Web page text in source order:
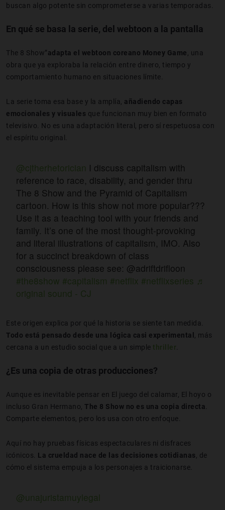
buscan algo potente sin comprometerse a varias temporadas.
En qué se basa la serie, del webtoon a la pantalla
The 8 Show”adapta el webtoon coreano Money Game, una
obra que ya exploraba la relación entre dinero, tiempo y
comportamiento humano en situaciones límite.
La serie toma esa base y la amplía, añadiendo capas
emocionales y visuales que funcionan muy bien en formato
televisivo. No es una adaptación literal, pero sí respetuosa con
el espíritu original.
@cjtherhetorician I discuss capitalism with
reference to race, disability, and gender thru
The 8 Show and the Pyramid of Capitalism
cartoon. How is this show not more popular???
Use it as a teaching tool with your friends and
family. It’s one of the most thought-provoking
and literal illustrations of capitalism, IMO. Also
for a succinct breakdown of class
consciousness please see: @adriftdrifloon
#the8show #capitalism #netflix #netflixseries ♬
original sound - CJ
Este origen explica por qué la historia se siente tan medida.
Todo está pensado desde una lógica casi experimental , más
cercana a un estudio social que a un simple thriller.
¿Es una copia de otras producciones?
Aunque es inevitable pensar en El juego del calamar, El hoyo o
incluso Gran Hermano, The 8 Show no es una copia directa.
Comparte elementos, pero los usa con otro enfoque.
Aquí no hay pruebas físicas espectaculares ni disfraces
icónicos. La crueldad nace de las decisiones cotidianas, de
cómo el sistema empuja a los personajes a traicionarse.
@unajuristamuylegal